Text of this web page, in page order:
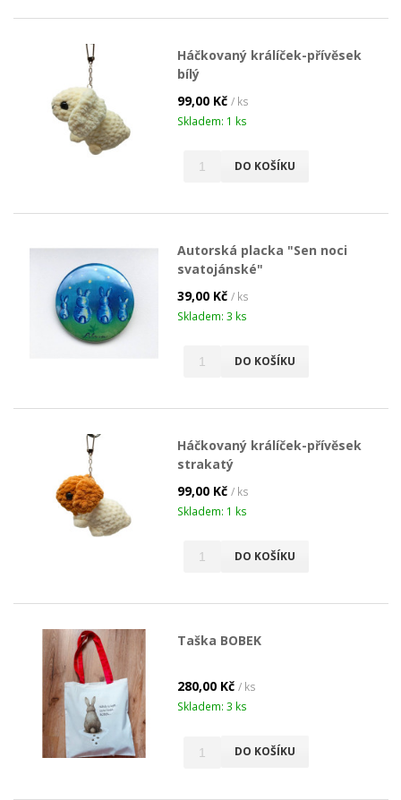
Háčkovaný králíček-přívěsek
bílý
99,00 Kč / ks
Skladem: 1 ks
DO KOŠÍKU
Autorská placka "Sen noci
svatojánské"
39,00 Kč / ks
Skladem: 3 ks
DO KOŠÍKU
Háčkovaný králíček-přívěsek
strakatý
99,00 Kč / ks
Skladem: 1 ks
DO KOŠÍKU
Taška BOBEK
280,00 Kč / ks
Skladem: 3 ks
DO KOŠÍKU